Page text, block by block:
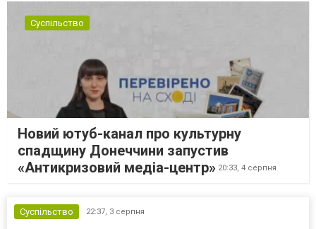
Суспільство
Новий ютуб-канал про культурну
спадщину Донеччини запустив
«Антикризовий медіа-центр» 20:33, 4 серпня
Суспільство 22:37, 3 серпня